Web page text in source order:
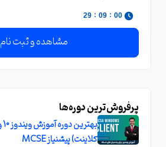
00
:
09
:
28
مشاهده و ثبت نام
پرفروش‌ترین دوره‌ها
کلاینت) پیشنیاز MCSE